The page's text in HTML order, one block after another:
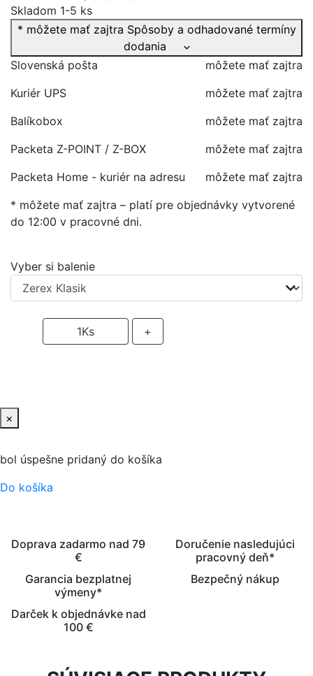
Skladom 1-5 ks
* môžete mať zajtra Spôsoby a odhadované termíny
dodania
Slovenská pošta
môžete mať zajtra
Kuriér UPS
môžete mať zajtra
Balíkobox
môžete mať zajtra
Packeta Z-POINT / Z-BOX
môžete mať zajtra
Packeta Home - kuriér na adresu
môžete mať zajtra
* môžete mať zajtra – platí pre objednávky vytvorené
do 12:00 v pracovné dni.
Vyber si balenie
1Ks +
×
bol úspešne pridaný do košíka
Do košíka
Doprava zadarmo nad 79
€
Doručenie nasledujúci
pracovný deň*
Garancia bezplatnej
výmeny*
Bezpečný nákup
Darček k objednávke nad
100 €